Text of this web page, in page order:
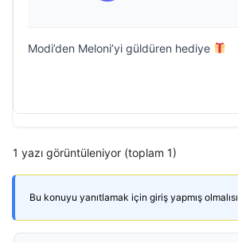
Modi’den Meloni’yi güldüren hediye
1 yazı görüntüleniyor (toplam 1)
Bu konuyu yanıtlamak için giriş yapmış